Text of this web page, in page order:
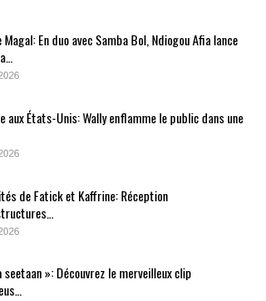
Magal: En duo avec Samba Bol, Ndiogou Afia lance
aux États-Unis: Wally enflamme le public dans une
de Fatick et Kaffrine: Réception
seetaan »: Découvrez le merveilleux clip